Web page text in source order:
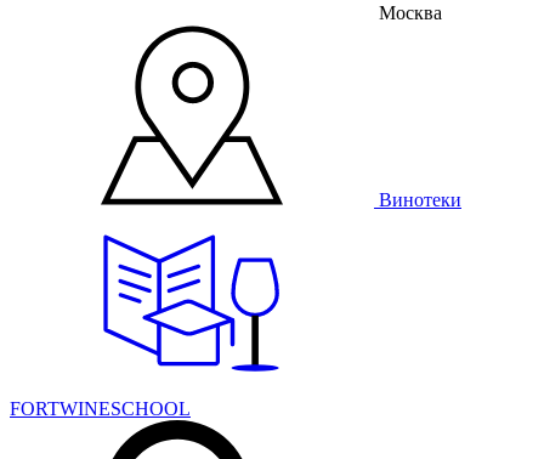
Москва
Винотеки
FORTWINESCHOOL